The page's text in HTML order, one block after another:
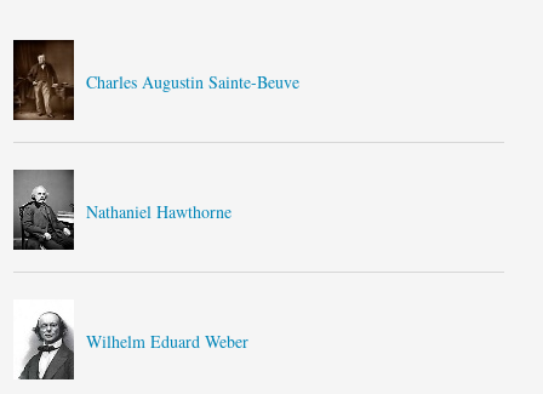
Charles Augustin Sainte-Beuve
Nathaniel Hawthorne
Wilhelm Eduard Weber